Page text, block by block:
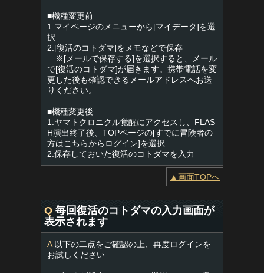
■機種変更前
1.マイページのメニューから[マイデータ]を選
択
2.[復活のコトダマ]をメモなどで保存
※[メールで保存する]を選択すると、メール
で[復活のコトダマ]が届きます。携帯電話を変
更した後も確認できるメールアドレスへお送
りください。
■機種変更後
1.ヤマトクロニクル覚醒にアクセスし、FLAS
H演出終了後、TOPページの[すでに冒険者の
方はこちらからログイン]を選択
2.保存しておいた復活のコトダマを入力
▲画面TOPへ
Q 毎回復活のコトダマの入力画面が
表示されます
A以下の二点をご確認の上、再度ログインを
お試しください